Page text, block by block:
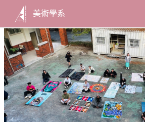
主
要
內
容
美術學系